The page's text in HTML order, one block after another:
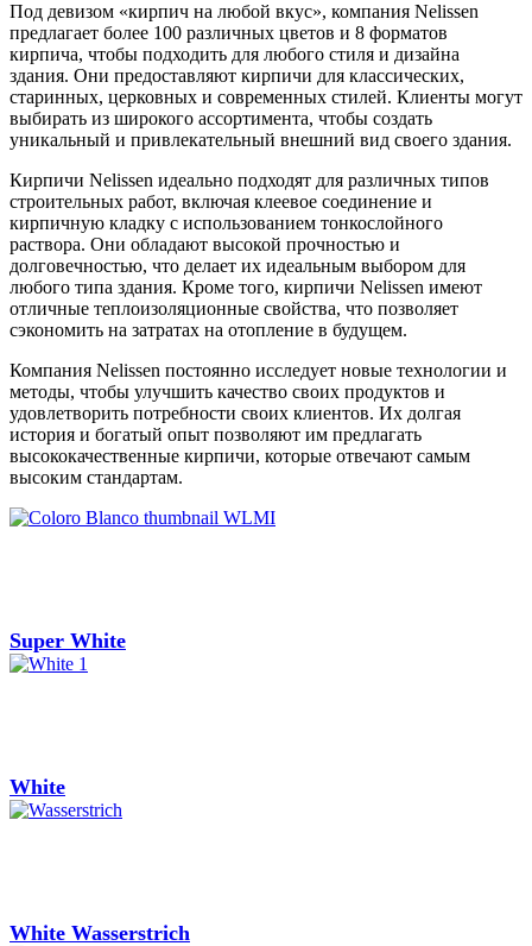
Под девизом «кирпич на любой вкус», компания Nelissen
предлагает более 100 различных цветов и 8 форматов
кирпича, чтобы подходить для любого стиля и дизайна
здания. Они предоставляют кирпичи для классических,
старинных, церковных и современных стилей. Клиенты могут
выбирать из широкого ассортимента, чтобы создать
уникальный и привлекательный внешний вид своего здания.
Кирпичи Nelissen идеально подходят для различных типов
строительных работ, включая клеевое соединение и
кирпичную кладку с использованием тонкослойного
раствора. Они обладают высокой прочностью и
долговечностью, что делает их идеальным выбором для
любого типа здания. Кроме того, кирпичи Nelissen имеют
отличные теплоизоляционные свойства, что позволяет
сэкономить на затратах на отопление в будущем.
Компания Nelissen постоянно исследует новые технологии и
методы, чтобы улучшить качество своих продуктов и
удовлетворить потребности своих клиентов. Их долгая
история и богатый опыт позволяют им предлагать
высококачественные кирпичи, которые отвечают самым
высоким стандартам.
Super White
White
White Wasserstrich